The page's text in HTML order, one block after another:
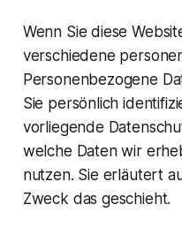
Wenn Sie diese
verschiedene
Personenbezogene
Sie persönlich
vorliegende
welche Daten wir
nutzen. Sie erläutert
Zweck das geschieht.